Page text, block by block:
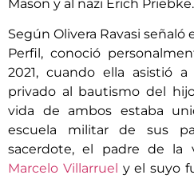
Mason y al nazi Erich Priebke.
Según Olivera Ravasi
Perfil, conoció
2021, cuando ella asistió
privado al bautismo del
vida de ambos estaba
escuela militar de sus
sacerdote, el padre de la
Marcelo Villarruel y el suyo